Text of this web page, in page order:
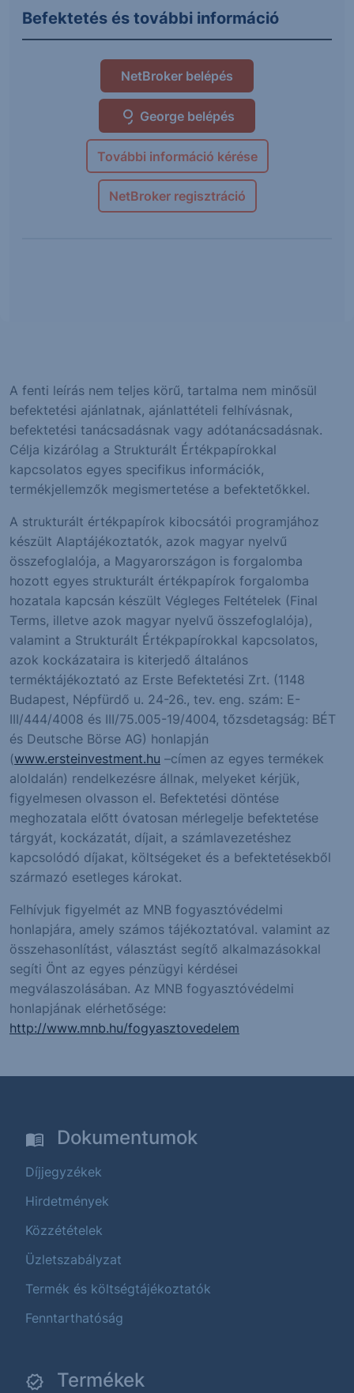
Befektetés és további információ
NetBroker belépés
George belépés
További információ kérése
NetBroker regisztráció
A fenti leírás nem teljes körű, tartalma nem minősül
befektetési ajánlatnak, ajánlattételi felhívásnak,
befektetési tanácsadásnak vagy adótanácsadásnak.
Célja kizárólag a Strukturált Értékpapírokkal
kapcsolatos egyes specifikus információk,
termékjellemzők megismertetése a befektetőkkel.
A strukturált értékpapírok kibocsátói programjához
készült Alaptájékoztatók, azok magyar nyelvű
összefoglalója, a Magyarországon is forgalomba
hozott egyes strukturált értékpapírok forgalomba
hozatala kapcsán készült Végleges Feltételek (Final
Terms, illetve azok magyar nyelvű összefoglalója),
valamint a Strukturált Értékpapírokkal kapcsolatos,
azok kockázataira is kiterjedő általános
terméktájékoztató az Erste Befektetési Zrt. (1148
Budapest, Népfürdő u. 24-26., tev. eng. szám: E-
III/444/4008 és III/75.005-19/4004, tőzsdetagság: BÉT
és Deutsche Börse AG) honlapján
(www.ersteinvestment.hu –címen az egyes termékek
aloldalán) rendelkezésre állnak, melyeket kérjük,
figyelmesen olvasson el. Befektetési döntése
meghozatala előtt óvatosan mérlegelje befektetése
tárgyát, kockázatát, díjait, a számlavezetéshez
kapcsolódó díjakat, költségeket és a befektetésekből
származó esetleges károkat.
Felhívjuk figyelmét az MNB fogyasztóvédelmi
honlapjára, amely számos tájékoztatóval. valamint az
összehasonlítást, választást segítő alkalmazásokkal
segíti Önt az egyes pénzügyi kérdései
megválaszolásában. Az MNB fogyasztóvédelmi
honlapjának elérhetősége:
http://www.mnb.hu/fogyasztovedelem
Dokumentumok
Díjjegyzékek
Hirdetmények
Közzétételek
Üzletszabályzat
Termék és költségtájékoztatók
Fenntarthatóság
Termékek